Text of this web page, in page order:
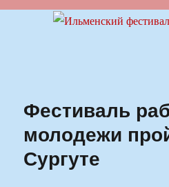
Ильменский
Фестиваль
молодежи
Сургуте